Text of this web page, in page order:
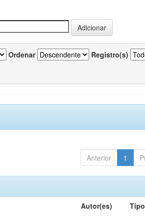
Ordenar Registro(s)
Anterior 1
Autor(es) Tipo